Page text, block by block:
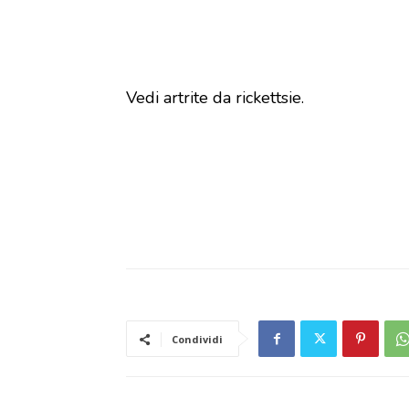
Vedi artrite da rickettsie.
Condividi